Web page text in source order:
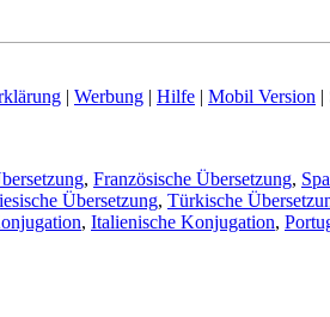
| Werbung | Hilfe | Mobil Version |
, Französische Übersetzung,
Übersetzung, Türkische
, Italienische Konjugation,